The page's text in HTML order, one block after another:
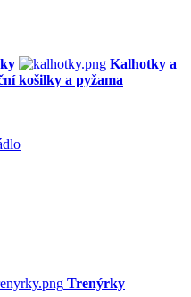
Kalhotky a
košilky a pyžama
Trenýrky